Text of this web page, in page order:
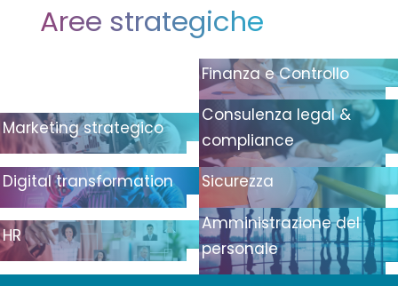
Aree strategiche
Finanza e Controllo
Marketing strategico
Consulenza legal &
compliance
Digital transformation
Sicurezza
HR
Amministrazione del
personale